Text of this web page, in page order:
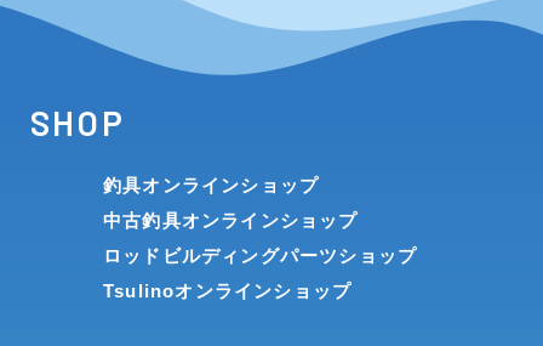
SHOP
釣具オンラインショップ
中古釣具オンラインショップ
ロッドビルディングパーツショップ
Tsulinoオンラインショップ